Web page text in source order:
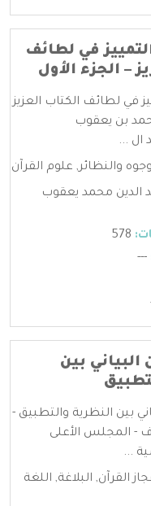
في لطائف
– الجزء الأول
في لطائف الكتاب العزيز
بن يعقوب
ال ...
والنظائر, علوم القرآن
الدين محمد يعقوب
---
البياني بين
بين النظرية والتطبيق -
- المجلس الأعلى
...
القرآن, البلاغة, اللغة